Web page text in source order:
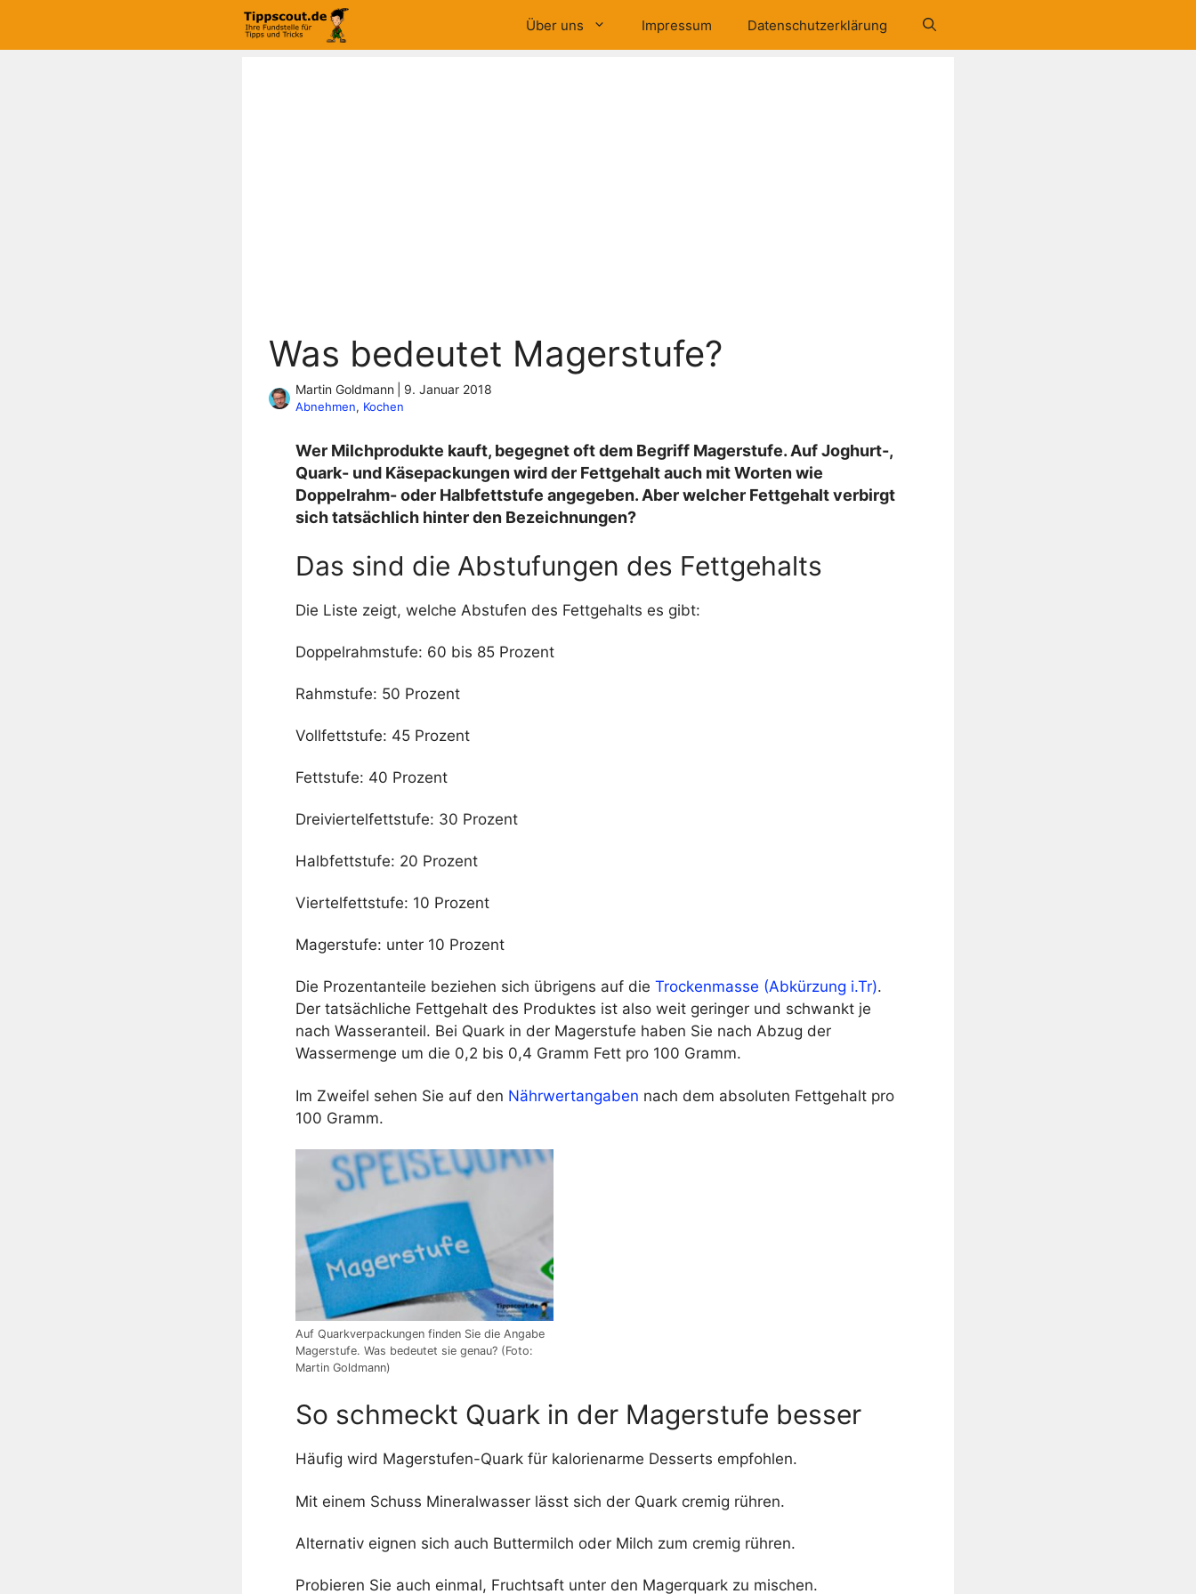
springen
Über uns Impressum Datenschutzerklärung
Was bedeutet Magerstufe?
Martin Goldmann 9. Januar 2018
Abnehmen, Kochen
Wer Milchprodukte kauft, begegnet oft dem Begriff Magerstufe. Auf Joghurt-,
Quark- und Käsepackungen wird der Fettgehalt auch mit Worten wie
Doppelrahm- oder Halbfettstufe angegeben. Aber welcher Fettgehalt verbirgt
sich tatsächlich hinter den Bezeichnungen?
Das sind die Abstufungen des Fettgehalts
Die Liste zeigt, welche Abstufen des Fettgehalts es gibt:
Doppelrahmstufe: 60 bis 85 Prozent
Rahmstufe: 50 Prozent
Vollfettstufe: 45 Prozent
Fettstufe: 40 Prozent
Dreiviertelfettstufe: 30 Prozent
Halbfettstufe: 20 Prozent
Viertelfettstufe: 10 Prozent
Magerstufe: unter 10 Prozent
Die Prozentanteile beziehen sich übrigens auf die Trockenmasse (Abkürzung i.Tr).
Der tatsächliche Fettgehalt des Produktes ist also weit geringer und schwankt je
nach Wasseranteil. Bei Quark in der Magerstufe haben Sie nach Abzug der
Wassermenge um die 0,2 bis 0,4 Gramm Fett pro 100 Gramm.
Im Zweifel sehen Sie auf den Nährwertangaben nach dem absoluten Fettgehalt pro
100 Gramm.
Auf Quarkverpackungen finden Sie die Angabe
Magerstufe. Was bedeutet sie genau? (Foto:
Martin Goldmann)
So schmeckt Quark in der Magerstufe besser
Häufig wird Magerstufen-Quark für kalorienarme Desserts empfohlen.
Mit einem Schuss Mineralwasser lässt sich der Quark cremig rühren.
Alternativ eignen sich auch Buttermilch oder Milch zum cremig rühren.
Probieren Sie auch einmal, Fruchtsaft unter den Magerquark zu mischen.